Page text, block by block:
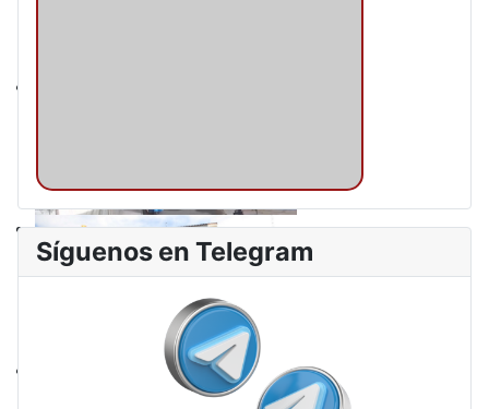
Síguenos en Telegram